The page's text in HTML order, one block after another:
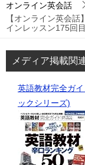
オンライン英会話
【オンライン英会
インレッスン175回目
メディア掲載関
英語教材完全ガ
ックシリーズ)